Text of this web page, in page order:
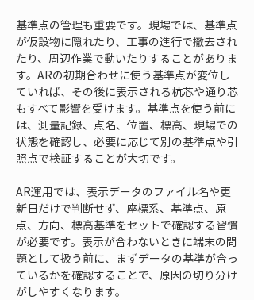
基準点の管理も重要です。現場では、基準点
が仮設物に隠れたり、工事の進行で撤去され
たり、周辺作業で動いたりすることがありま
す。ARの初期合わせに使う基準点が変位し
ていれば、その後に表示される杭芯や通り芯
もすべて影響を受けます。基準点を使う前に
は、測量記録、点名、位置、標高、現場での
状態を確認し、必要に応じて別の基準点や引
照点で検証することが大切です。
AR運用では、表示データのファイル名や更
新日だけで判断せず、座標系、基準点、原
点、方向、標高基準をセットで確認する習慣
が必要です。表示が合わないときに端末の問
題として扱う前に、まずデータの基準が合っ
ているかを確認することで、原因の切り分け
がしやすくなります。